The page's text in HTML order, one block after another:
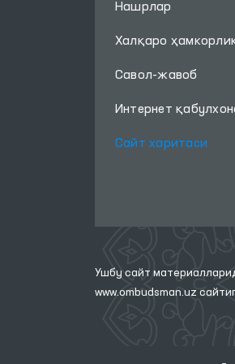
Нашрлар
Халқаро
Савол-жавоб
Интернет
Сайт харитаси
Ушбу сайт
www.ombudsman.uz